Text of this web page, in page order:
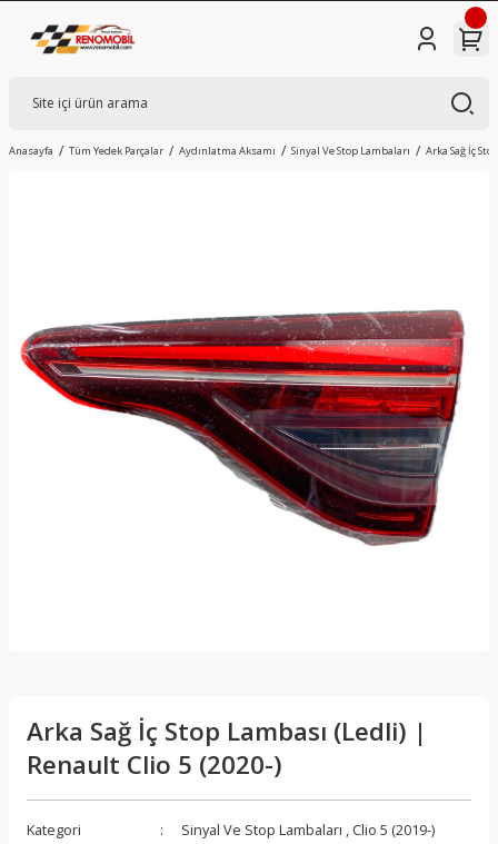
Anasayfa Tüm Yedek Parçalar Aydınlatma Aksamı Sinyal Ve Stop Lambaları Arka Sağ İç
Arka Sağ İç Stop Lambası (Ledli) |
Renault Clio 5 (2020-)
Kategori Sinyal Ve Stop Lambaları , Clio 5 (2019-)